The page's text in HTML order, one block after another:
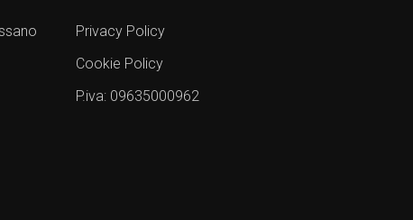
Privacy Policy
Cookie Policy
P.iva: 09635000962